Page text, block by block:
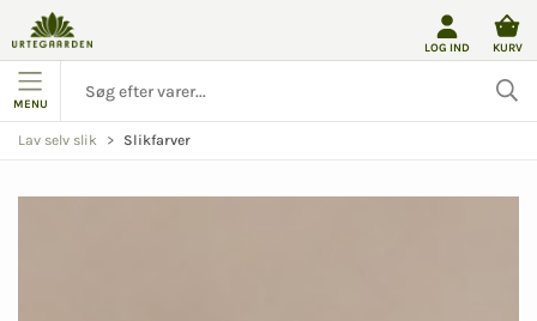
LOG IND KURV
MENU
Lav selv slik Slikfarver